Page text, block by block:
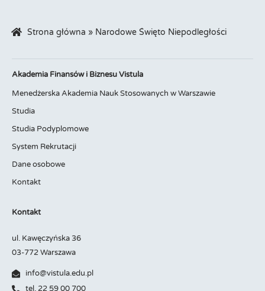
Strona główna » Narodowe Święto Niepodległości
Akademia Finansów i Biznesu Vistula
Menedżerska Akademia Nauk Stosowanych w Warszawie
Studia
Studia Podyplomowe
System Rekrutacji
Dane osobowe
Kontakt
Kontakt
ul. Kawęczyńska 36
03-772 Warszawa
info@vistula.edu.pl
tel. 22 59 00 700